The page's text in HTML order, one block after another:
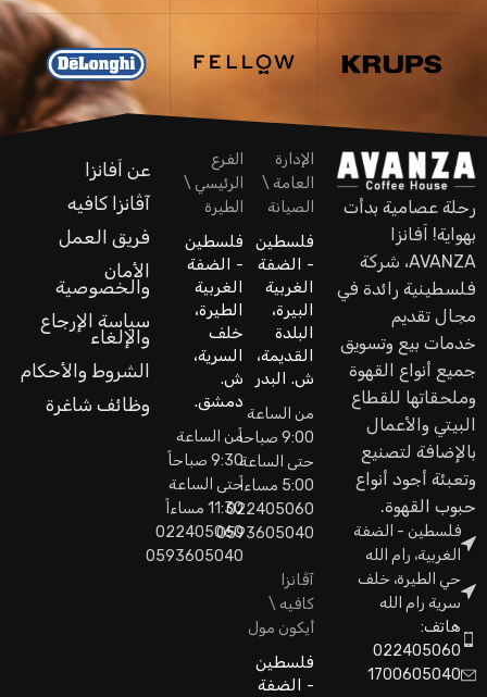
رحلة عصامية بدأت
بهواية! اَفانزا
AVANZA، شركة
فلسطينية رائدة في
مجال تقديم
خدمات بيع وتسويق
جميع أنواع القهوة
وملحقاتها للقطاع
البيتي والأعمال
بالإضافة لتصنيع
وتعبئة أجود أنواع
حبوب القهوة.
فلسطين - الضفة
الغربية، رام الله
حي الطيرة، خلف
سرية رام الله
هاتف:
022405060
1700605040
الإدارة
العامة \
الصيانة
فلسطين
- الضفة
الغربية
البيرة،
البلدة
القديمة،
ش. البدر
من الساعة
9:00 صباحاً
حتى الساعة
5:00 مساءاً
022405060
0593605040
الفرع
الرئيسي \
الطيرة
فلسطين
- الضفة
الغربية
الطيرة،
خلف
السرية،
ش.
دمشق.
من الساعة
9:30 صباحاً
حتى الساعة
11:30 مساءاً
022405060
0593605040
آڤانزا
كافيه \
أيكون مول
فلسطين
- الضفة
عن اَفانزا
آڤانزا كافيه
فريق العمل
الأمان
والخصوصية
سياسة الإرجاع
والإلغاء
الشروط والأحكام
وظائف شاغرة